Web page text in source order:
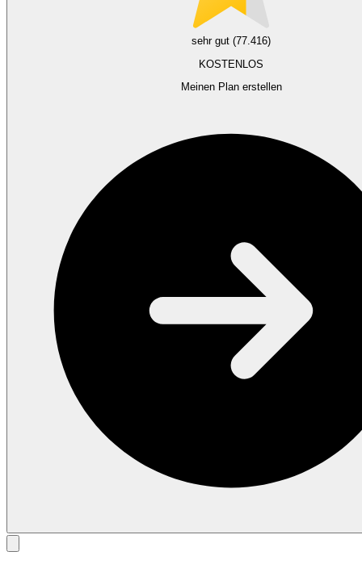
sehr gut (77.416)
KOSTENLOS
Meinen Plan erstellen